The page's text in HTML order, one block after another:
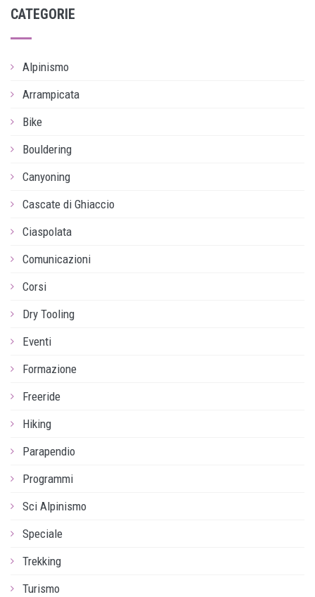
CATEGORIE
Alpinismo
Arrampicata
Bike
Bouldering
Canyoning
Cascate di Ghiaccio
Ciaspolata
Comunicazioni
Corsi
Dry Tooling
Eventi
Formazione
Freeride
Hiking
Parapendio
Programmi
Sci Alpinismo
Speciale
Trekking
Turismo